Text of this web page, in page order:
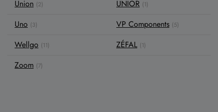
Union (2) UNIOR (1)
Uno (3) VP Components (5)
Wellgo (11) ZÉFAL (1)
Zoom (7)